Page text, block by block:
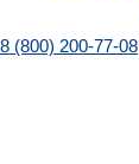
8 (800) 200-77-08